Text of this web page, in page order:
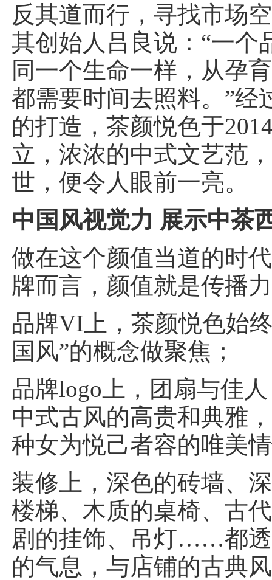
反其道而行，寻找市场
其创始人吕良说：“一个
同一个生命一样，从孕
都需要时间去照料。”经
的打造，茶颜悦色于
立，浓浓的中式文艺范
世，便令人眼前一亮。
中国风视觉力 展示中茶
做在这个颜值当道的时
牌而言，颜值就是传播
品牌VI上，茶颜悦色始
国风”的概念做聚焦；
品牌logo上，团扇与佳
中式古风的高贵和典雅
种女为悦己者容的唯美
装修上，深色的砖墙、
楼梯、木质的桌椅、古
剧的挂饰、吊灯……都
的气息，与店铺的古典